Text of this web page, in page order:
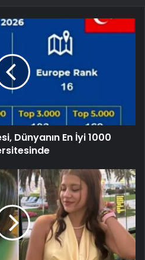
Dünyanın En İyi 1000